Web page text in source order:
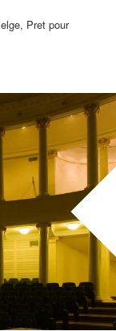
Pret pour